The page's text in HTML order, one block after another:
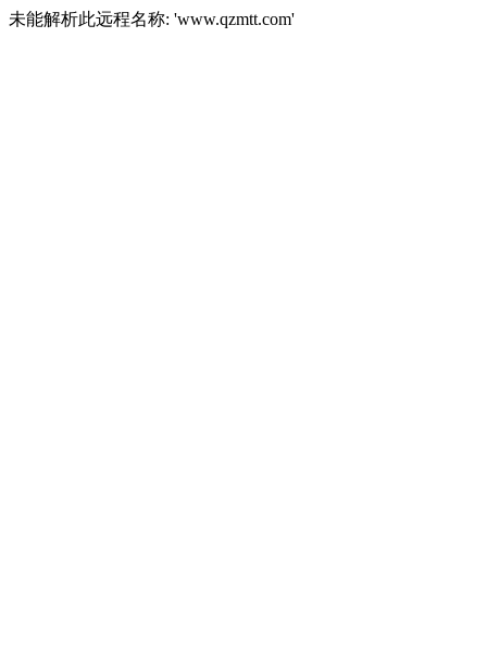
未能解析此远程名称: 'www.qzmtt.com'